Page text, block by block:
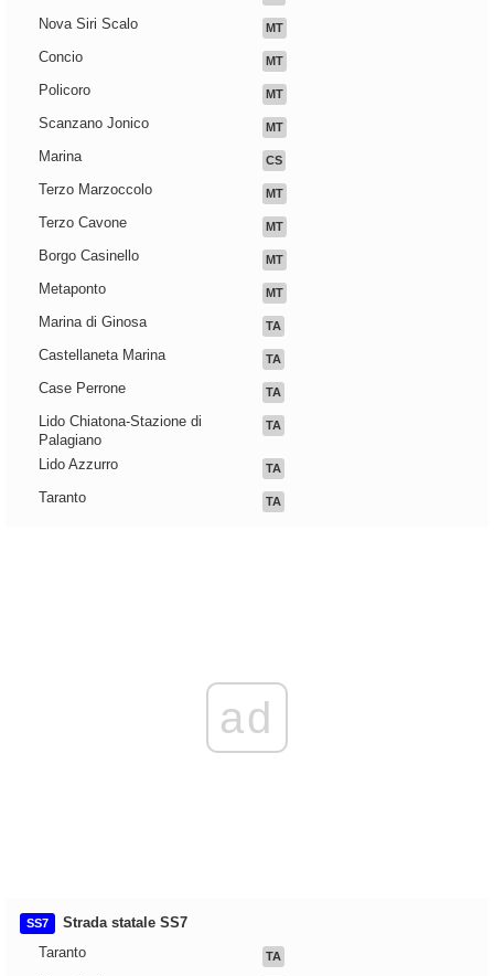
Nova Siri Scalo MT
Concio MT
Policoro MT
Scanzano Jonico MT
Marina CS
Terzo Marzoccolo MT
Terzo Cavone MT
Borgo Casinello MT
Metaponto MT
Marina di Ginosa TA
Castellaneta Marina TA
Case Perrone TA
Lido Chiatona-Stazione di
Palagiano
TA
Lido Azzurro TA
Taranto TA
ad
SS7
Strada statale SS7
Taranto
TA